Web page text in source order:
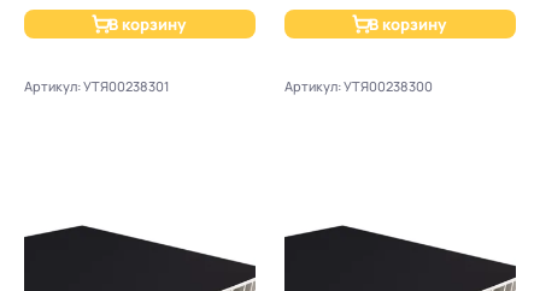
В корзину В корзину
Артикул: УТЯ00238301 Артикул: УТЯ00238300